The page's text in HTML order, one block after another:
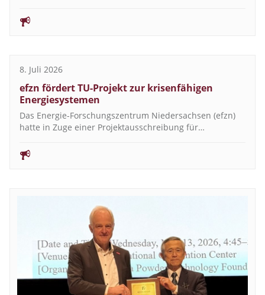
8. Juli 2026
efzn fördert TU-Projekt zur krisenfähigen
Energiesystemen
Das Energie-Forschungszentrum Niedersachsen (efzn)
hatte in Zuge einer Projektausschreibung für…